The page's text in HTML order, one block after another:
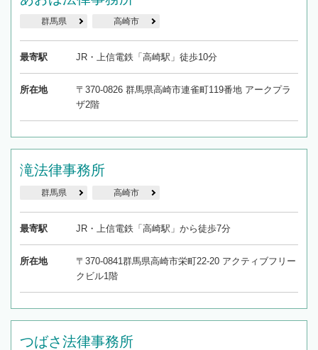
群馬県 高崎市
最寄駅 JR・上信電鉄「高崎駅」徒歩10分
所在地
〒370-0826 群馬県高崎市連雀町119番地 アークプラ
ザ2階
滝法律事務所
群馬県 高崎市
最寄駅 JR・上信電鉄「高崎駅」から徒歩7分
所在地
〒370-0841群馬県高崎市栄町22-20 アクティブフリー
クビル1階
つばさ法律事務所